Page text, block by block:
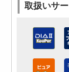
取扱いサ